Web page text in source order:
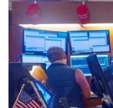
Πώς οι
Η
Κύπρο